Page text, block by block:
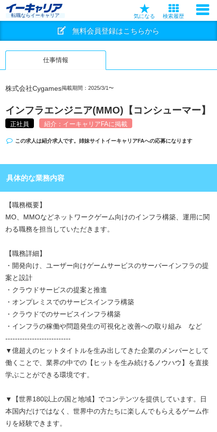
転職ならイーキャリア 気になる 検索履歴
無料会員登録はこちらから
仕事情報
株式会社Cygames掲載期間：2025/3/1〜
インフラエンジニア(MMO)【コンシューマー】
正社員 紹介：イーキャリアFAに掲載
この求人は紹介求人です。姉妹サイト イーキャリアFAへの応募になります
具体的な業務内容
【職務概要】
MO、MMOなどネットワークゲーム向けのインフラ構築、運用に関
わる職務を担当していただきます。
【職務詳細】
・開発向け、ユーザー向けゲームサービスのサーバーインフラの提
案と設計
・クラウドサービスの提案と推進
・オンプレミスでのサービスインフラ構築
・クラウドでのサービスインフラ構築
・インフラの稼働や問題発生の可視化と改善への取り組み など
---------------------------
▼億超えのヒットタイトルを生み出してきた企業のメンバーとして
働くことで、業界の中での【ヒットを生み続けるノウハウ】を直接
学ぶことができる環境です。
▼【世界180以上の国と地域】でコンテンツを提供しています。日
本国内だけではなく、世界中の方たちに楽しんでもらえるゲーム作
りを経験できます。